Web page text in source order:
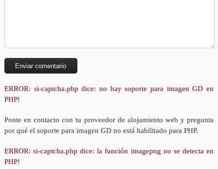
ERROR: si-captcha.php dice: no hay soporte para imagen GD en
PHP!
Ponte en contacto con tu proveedor de alojamiento web y pregunta
por qué el soporte para imagen GD no está habilitado para PHP.
ERROR: si-captcha.php dice: la función imagepng no se detecta en
PHP!